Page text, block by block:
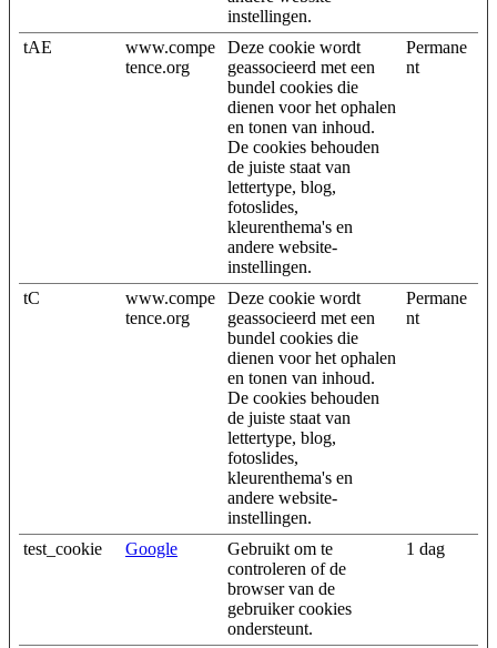
instellingen.
tAE
www.compe
tence.org
Deze cookie wordt
geassocieerd met een
bundel cookies die
dienen voor het ophalen
en tonen van inhoud.
De cookies behouden
de juiste staat van
lettertype, blog,
fotoslides,
kleurenthema's en
andere website-
instellingen.
Permane
nt
tC
www.compe
tence.org
Deze cookie wordt
geassocieerd met een
bundel cookies die
dienen voor het ophalen
en tonen van inhoud.
De cookies behouden
de juiste staat van
lettertype, blog,
fotoslides,
kleurenthema's en
andere website-
instellingen.
Permane
nt
test_cookie Google
Gebruikt om te
controleren of de
browser van de
gebruiker cookies
ondersteunt.
1 dag